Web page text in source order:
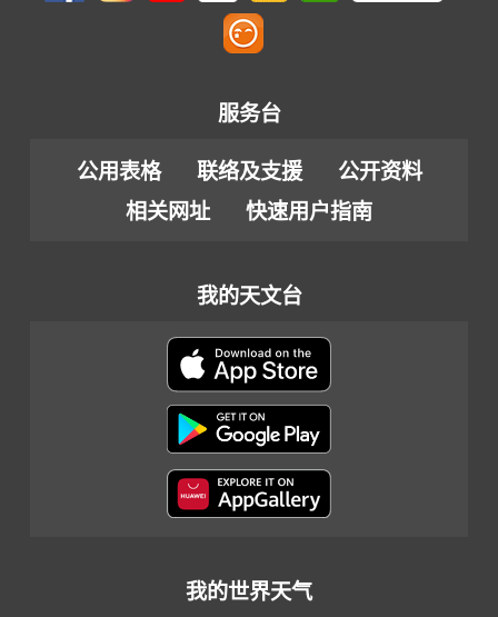
服务台
公用表格 联络及支援
公开资料
相关网址
快速用户指南
我的天文台
我的世界天气